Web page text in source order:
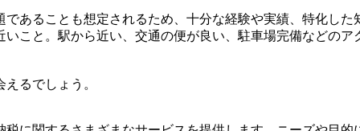
あることも想定されるため、十分な経験や実績、特化した
こと。駅から近い、交通の便が良い、駐車場完備などのア
るでしょう。